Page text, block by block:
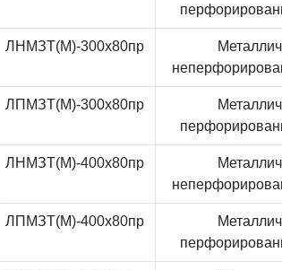
ЛНМЗТ(М)-300x80пр
ЛПМЗТ(М)-300x80пр
ЛНМЗТ(М)-400x80пр
ЛПМЗТ(М)-400x80пр